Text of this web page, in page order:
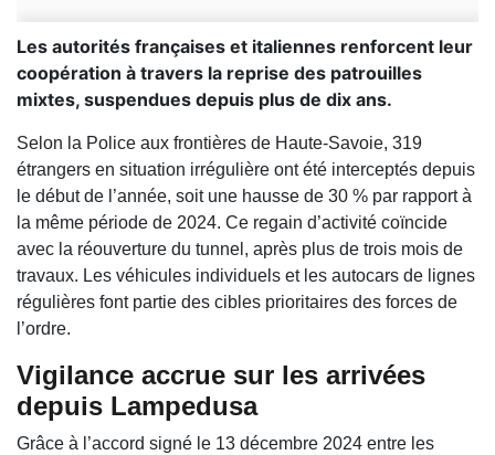
Les autorités françaises et italiennes renforcent leur
coopération à travers la reprise des patrouilles
mixtes, suspendues depuis plus de dix ans.
Selon la Police aux frontières de Haute-Savoie, 319
étrangers en situation irrégulière ont été interceptés depuis
le début de l’année, soit une hausse de 30 % par rapport à
la même période de 2024. Ce regain d’activité coïncide
avec la réouverture du tunnel, après plus de trois mois de
travaux. Les véhicules individuels et les autocars de lignes
régulières font partie des cibles prioritaires des forces de
l’ordre.
Vigilance accrue sur les arrivées
depuis Lampedusa
Grâce à l’accord signé le 13 décembre 2024 entre les